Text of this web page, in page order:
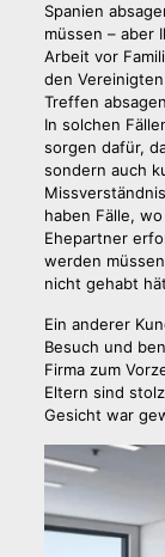
Spanien
müssen – aber
Arbeit vor
den
Treffen
In solchen
sorgen dafür,
sondern auch
haben Fälle,
Ehepartner
werden
nicht gehabt
Ein anderer
Besuch und
Firma zum
Eltern sind
Gesicht war